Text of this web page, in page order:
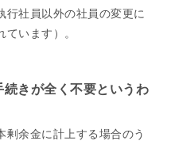
行社員以外の社員の変更に
います）。
きが全く不要というわ
余金に計上する場合のう